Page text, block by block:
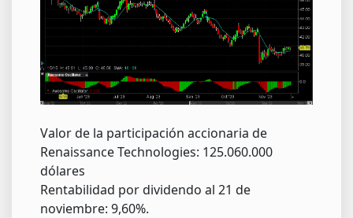
Valor de la participación accionaria de
Renaissance Technologies: 125.060.000
dólares
Rentabilidad por dividendo al 21 de
noviembre: 9,60%.